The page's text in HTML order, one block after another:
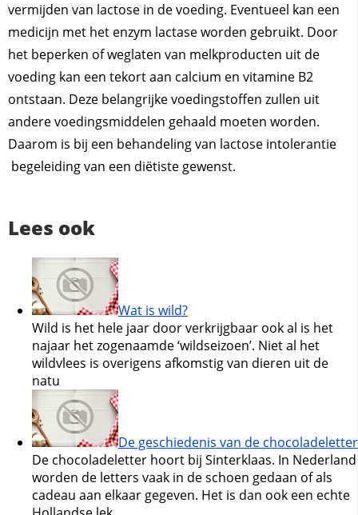
vermijden van lactose in de voeding. Eventueel kan een
medicijn met het enzym lactase worden gebruikt. Door
het beperken of weglaten van melkproducten uit de
voeding kan een tekort aan calcium en vitamine B2
ontstaan. Deze belangrijke voedingstoffen zullen uit
andere voedingsmiddelen gehaald moeten worden.
Daarom is bij een behandeling van lactose intolerantie
begeleiding van een diëtiste gewenst.
Lees ook
Wat is wild?
Wild is het hele jaar door verkrijgbaar ook al is het
najaar het zogenaamde ‘wildseizoen’. Niet al het
wildvlees is overigens afkomstig van dieren uit de
natu
De geschiedenis van de chocoladeletter
De chocoladeletter hoort bij Sinterklaas. In Nederland
worden de letters vaak in de schoen gedaan of als
cadeau aan elkaar gegeven. Het is dan ook een echte